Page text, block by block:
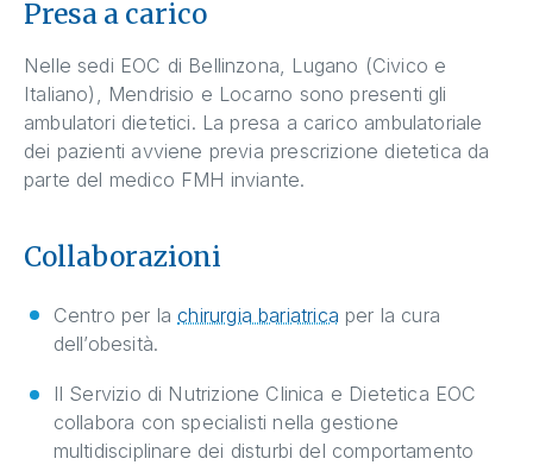
Presa a carico
Nelle sedi EOC di Bellinzona, Lugano (Civico e
Italiano), Mendrisio e Locarno sono presenti gli
ambulatori dietetici. La presa a carico ambulatoriale
dei pazienti avviene previa prescrizione dietetica da
parte del medico FMH inviante.
Collaborazioni
Centro per lachirurgia bariatrica per la cura
dell’obesità.
Il Servizio di Nutrizione Clinica e Dietetica EOC
collabora con specialisti nella gestione
multidisciplinare dei disturbi del comportamento